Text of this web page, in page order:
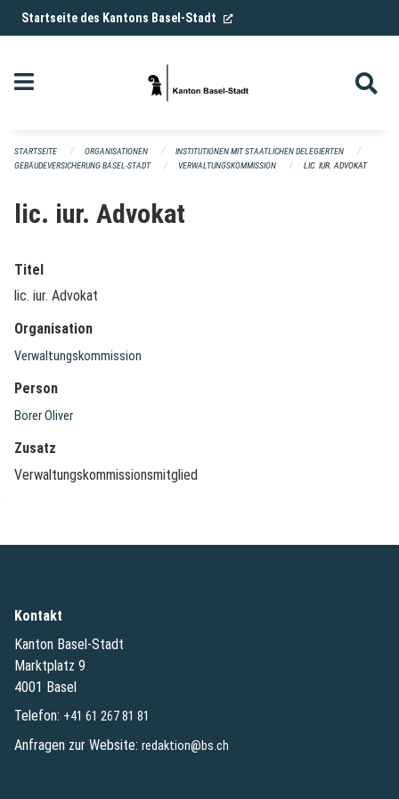
Navigation überspringen
Startseite des Kantons Basel-Stadt (External Link)
STARTSEITE ORGANISATIONEN
INSTITUTIONEN MIT STAATLICHEN DELEGIERTEN
GEBÄUDEVERSICHERUNG BASEL-STADT
VERWALTUNGSKOMMISSION LIC. IUR. ADVOKAT
lic. iur. Advokat
Titel
lic. iur. Advokat
Organisation
Verwaltungskommission
Person
Borer Oliver
Zusatz
Verwaltungskommissionsmitglied
Kontakt
Kanton Basel-Stadt
Marktplatz 9
4001 Basel
Telefon: +41 61 267 81 81
Anfragen zur Website: redaktion@bs.ch